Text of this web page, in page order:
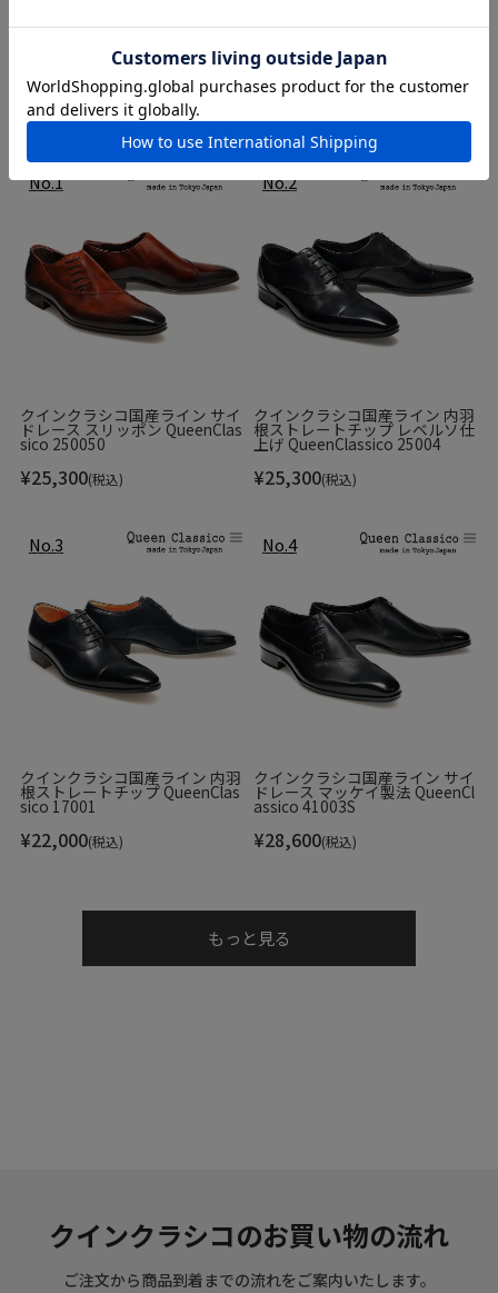
ソフトタンクラバーソールを採用しており、足元に程よいボ
リューム感を演出しつつ、長時間の着用でも快適さを保ちま
ビジネスシーンでは洗練された足元を演出し、カジュアルス
タイルにも自然と馴染む、汎用性の高さもポイント。
かさを添えています。
ビジネスシューズ カジュアルシューズ
スニーカー
クインクラシコ国産ライン サイ
ドレース スリッポン QueenClas
sico 250050
¥25,300(税込)
クインクラシコ国産ライン 内羽
根ストレートチップ レベルソ仕
上げ QueenClassico 25004
¥25,300(税込)
クインクラシコ国産ライン 内羽
根ストレートチップ QueenClas
sico 17001
¥22,000(税込)
クインクラシコ国産ライン サイ
ドレース マッケイ製法 QueenCl
assico 41003S
¥28,600(税込)
もっと見る
クインクラシコのお買い物の流れ
ご注文から商品到着までの流れをご案内いたします。